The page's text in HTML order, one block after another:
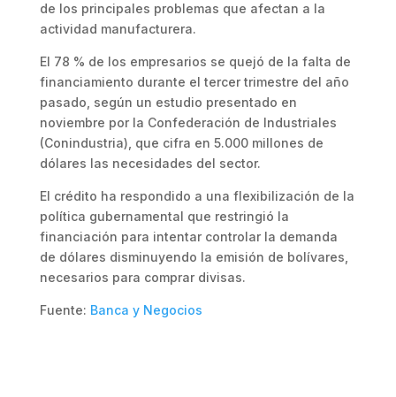
de los principales problemas que afectan a la
actividad manufacturera.
El 78 % de los empresarios se quejó de la falta de
financiamiento durante el tercer trimestre del año
pasado, según un estudio presentado en
noviembre por la Confederación de Industriales
(Conindustria), que cifra en 5.000 millones de
dólares las necesidades del sector.
El crédito ha respondido a una flexibilización de la
política gubernamental que restringió la
financiación para intentar controlar la demanda
de dólares disminuyendo la emisión de bolívares,
necesarios para comprar divisas.
Fuente: Banca y Negocios